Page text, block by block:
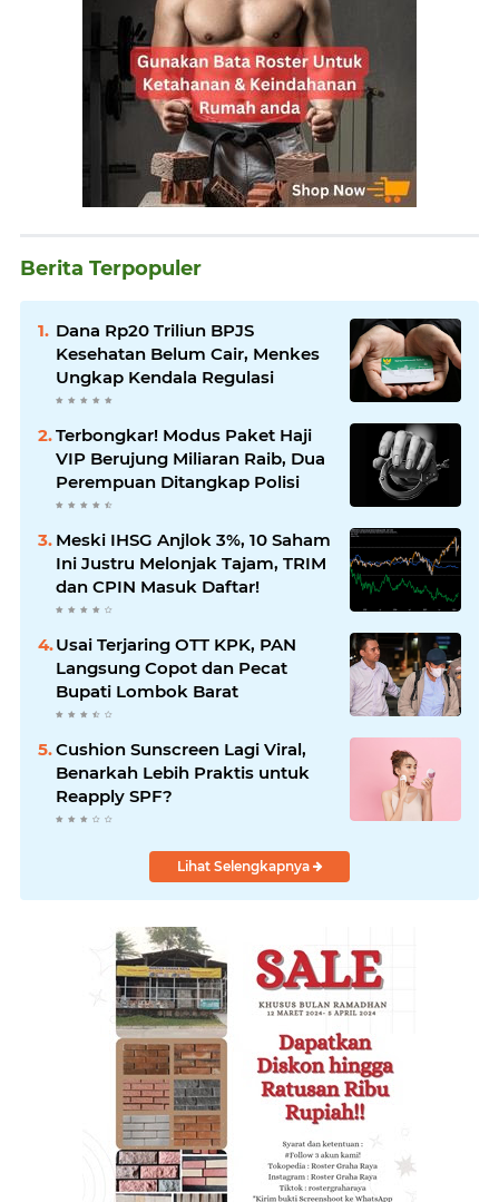
Berita Terpopuler
Dana Rp20 Triliun BPJS
Kesehatan Belum Cair, Menkes
Ungkap Kendala Regulasi
Terbongkar! Modus Paket Haji
VIP Berujung Miliaran Raib, Dua
Perempuan Ditangkap Polisi
Meski IHSG Anjlok 3%, 10 Saham
Ini Justru Melonjak Tajam, TRIM
dan CPIN Masuk Daftar!
Usai Terjaring OTT KPK, PAN
Langsung Copot dan Pecat
Bupati Lombok Barat
Cushion Sunscreen Lagi Viral,
Benarkah Lebih Praktis untuk
Reapply SPF?
Lihat Selengkapnya